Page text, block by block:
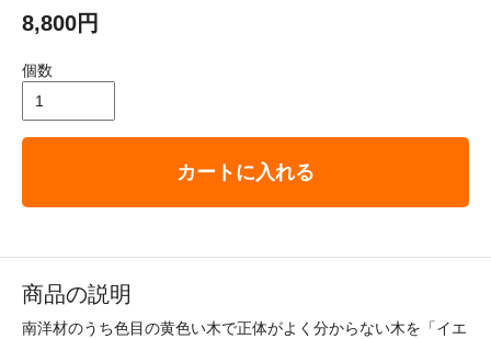
8,800円
個数
カートに入れる
商品の説明
南洋材のうち色目の黄色い木で正体がよく分からない木を「イエ